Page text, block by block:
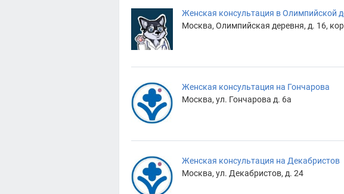
Женская консультация в Олимпийской
Москва, Олимпийская деревня, д. 16,
Женская консультация на Гончарова
Москва, ул. Гончарова д. 6а
Женская консультация на Декабристов
Москва, ул. Декабристов, д. 24